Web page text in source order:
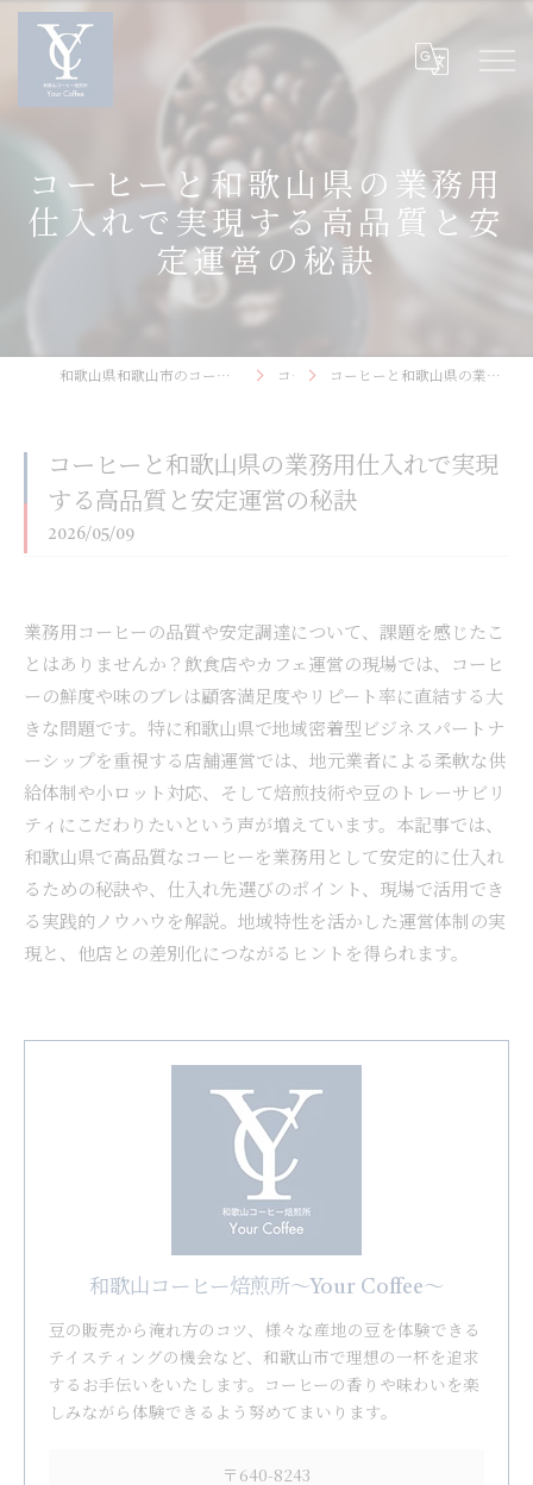
コーヒーと和歌山県の業務用
仕入れで実現する高品質と安
定運営の秘訣
和歌山県和歌山市のコーヒーなら和歌山コーヒー焙煎所〜Your Coffee〜 コラム コーヒーと和歌山県の業務用仕入れで実現する高品質と安定運営の秘訣
コーヒーと和歌山県の業務用仕入れで実現
する高品質と安定運営の秘訣
2026/05/09
業務用コーヒーの品質や安定調達について、課題を感じたこ
とはありませんか？飲食店やカフェ運営の現場では、コーヒ
ーの鮮度や味のブレは顧客満足度やリピート率に直結する大
きな問題です。特に和歌山県で地域密着型ビジネスパートナ
ーシップを重視する店舗運営では、地元業者による柔軟な供
給体制や小ロット対応、そして焙煎技術や豆のトレーサビリ
ティにこだわりたいという声が増えています。本記事では、
和歌山県で高品質なコーヒーを業務用として安定的に仕入れ
るための秘訣や、仕入れ先選びのポイント、現場で活用でき
る実践的ノウハウを解説。地域特性を活かした運営体制の実
現と、他店との差別化につながるヒントを得られます。
和歌山コーヒー焙煎所〜Your Coffee〜
豆の販売から淹れ方のコツ、様々な産地の豆を体験できる
テイスティングの機会など、和歌山市で理想の一杯を追求
するお手伝いをいたします。コーヒーの香りや味わいを楽
しみながら体験できるよう努めてまいります。
〒640-8243